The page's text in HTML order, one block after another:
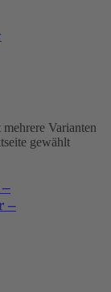
Varianten
gewählt
–